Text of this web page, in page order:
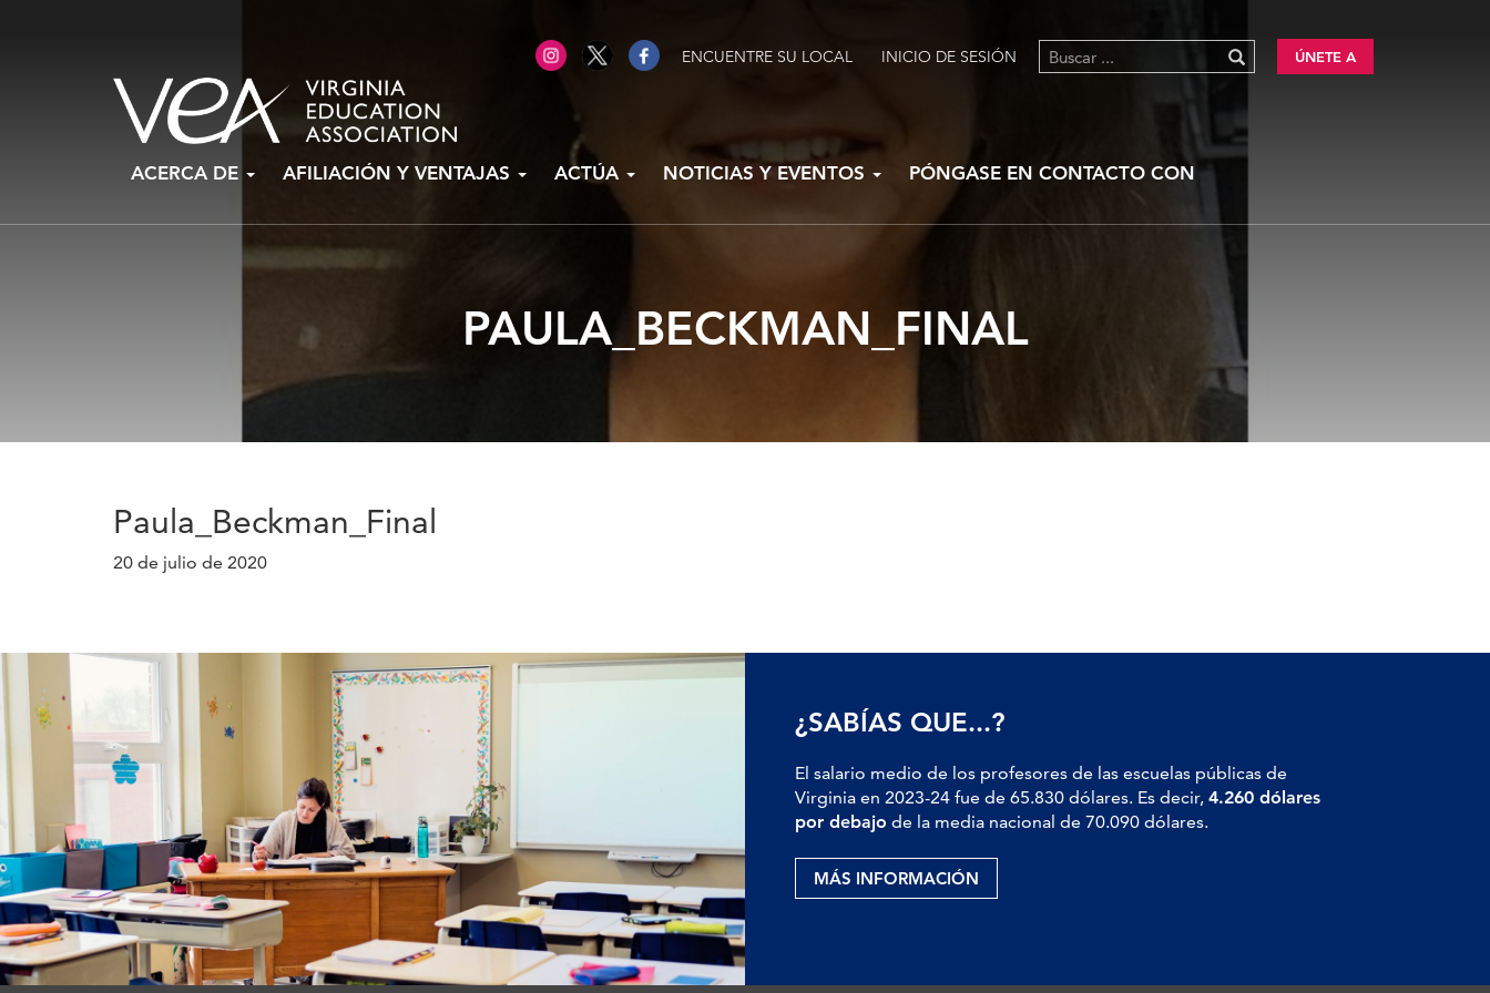
ENCUENTRE SU LOCAL INICIO DE SESIÓN ÚNETE A
ACERCA DE AFILIACIÓN Y VENTAJAS ACTÚA NOTICIAS Y EVENTOS PÓNGASE EN CONTACTO CON
PAULA_BECKMAN_FINAL
Paula_Beckman_Final
20 de julio de 2020
¿SABÍAS QUE...?
El salario medio de los profesores de las escuelas públicas de
Virginia en 2023-24 fue de 65.830 dólares. Es decir, 4.260 dólares
por debajo de la media nacional de 70.090 dólares.
MÁS INFORMACIÓN